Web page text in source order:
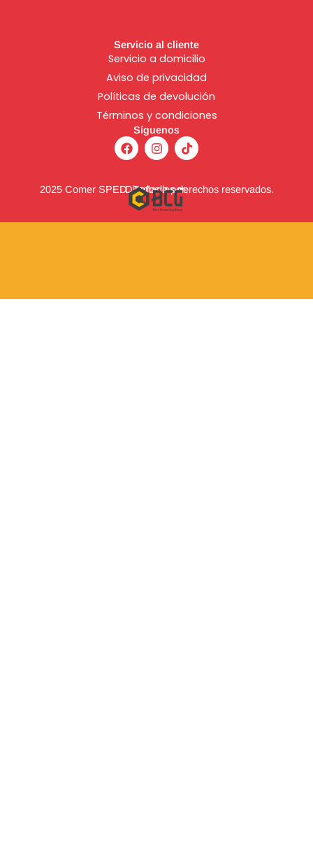
Servicio al cliente
Servicio a domicilio
Aviso de privacidad
Políticas de devolución
Términos y condiciones
Síguenos
F
a
c
b
o
o
k
I
n
s
a
g
r
a
T
i
k
o
2025 Comer SPED. Todos los derechos reservados.
Diseñado por: